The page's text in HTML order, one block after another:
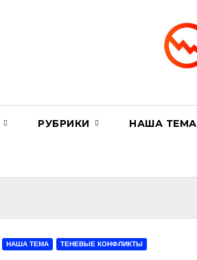
РУБРИКИ НАША ТЕМА
НАША ТЕМА ТЕНЕВЫЕ КОНФЛИКТЫ